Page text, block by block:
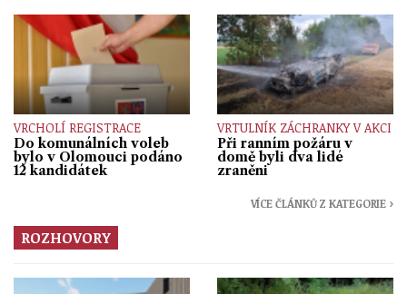
VRCHOLÍ REGISTRACE
Do komunálních voleb
bylo v Olomouci podáno
12 kandidátek
VRTULNÍK ZÁCHRANKY V AKCI
Při ranním požáru v
domě byli dva lidé
zraněni
VÍCE ČLÁNKŮ Z KATEGORIE ›
ROZHOVORY